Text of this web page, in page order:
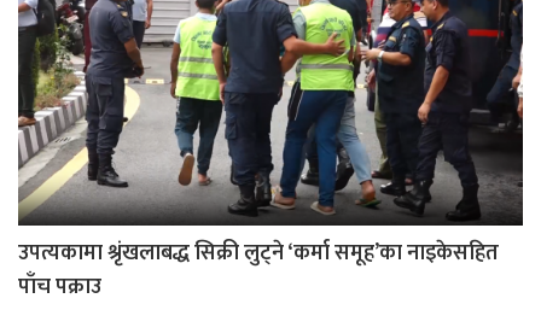
उपत्यकामा श्रृंखलाबद्ध सिक्री लुट्ने ‘कर्मा समूह’का नाइकेसहित
पाँच पक्राउ